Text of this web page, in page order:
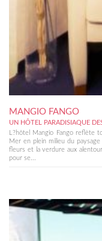
MANGIO FANGO
UN HÔTEL PARADISIAQUE
L?hôtel Mangio Fango reflète
Mer en plein milieu du
fleurs et la verdure aux
pour se...